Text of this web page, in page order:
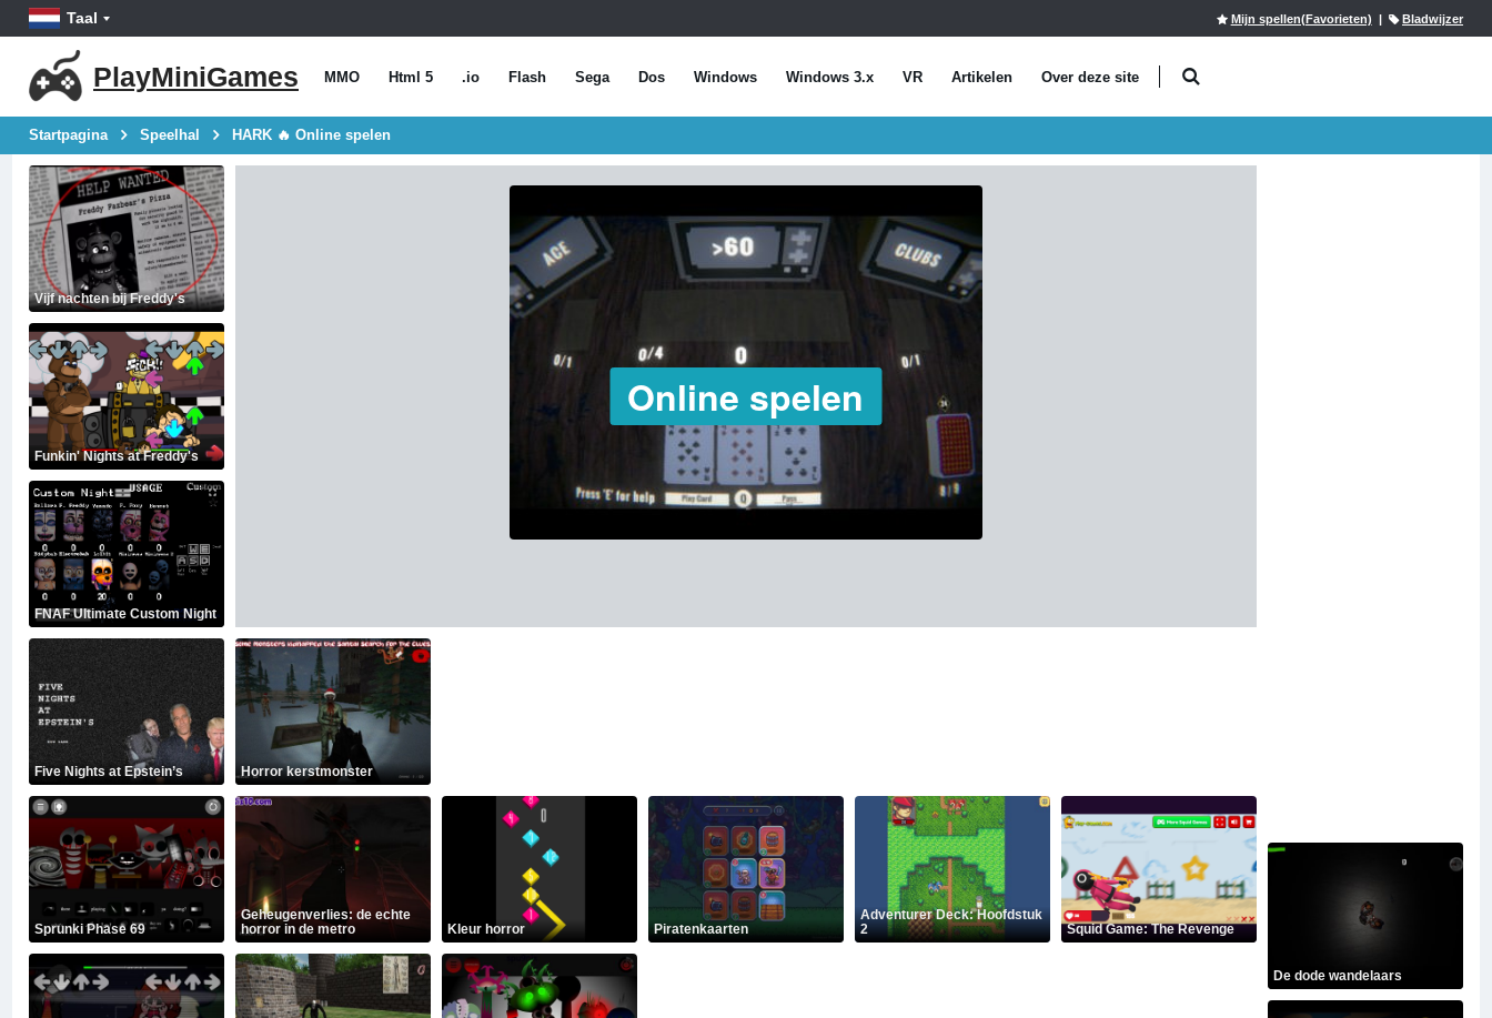
Taal Mijn spellen(Favorieten) | Bladwijzer
PlayMiniGames MMO Html 5 .io Flash Sega Dos Windows Windows 3.x VR Artikelen Over deze site
Startpagina Speelhal HARK 🔥 Online spelen
Vijf nachten bij Freddy's
Funkin' Nights at Freddy's
FNAF Ultimate Custom Night
Five Nights at Epstein’s
Sprunki Phase 69
Online spelen
Horror kerstmonster
Geheugenverlies: de echte
horror in de metro
Kleur horror Piratenkaarten
Adventurer Deck: Hoofdstuk
2
Squid Game: The Revenge
De dode wandelaars